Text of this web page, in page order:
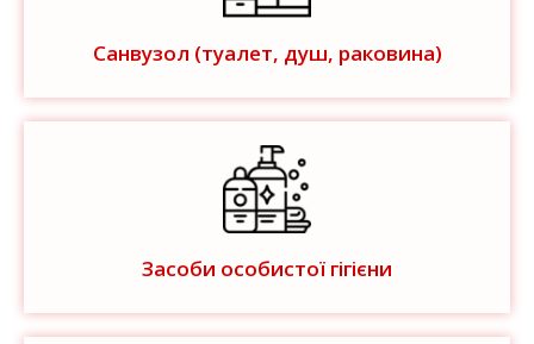
Санвузол (туалет, душ, раковина)
Засоби особистої гігієни